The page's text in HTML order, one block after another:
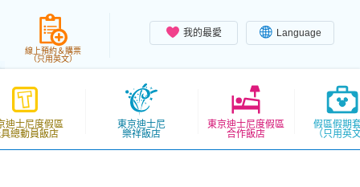
我的最愛 Language
線上預約＆購票
（只用英文）
迪士尼度假區
總動員飯店
東京迪士尼
樂祥飯店
東京迪士尼度假區
合作飯店
假區假期
（只用英